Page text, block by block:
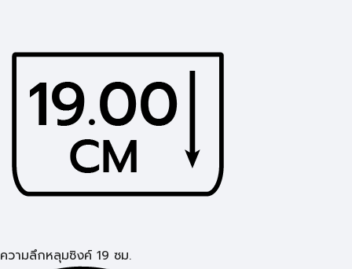
ความลึกหลุมซิงค์ 19 ซม.